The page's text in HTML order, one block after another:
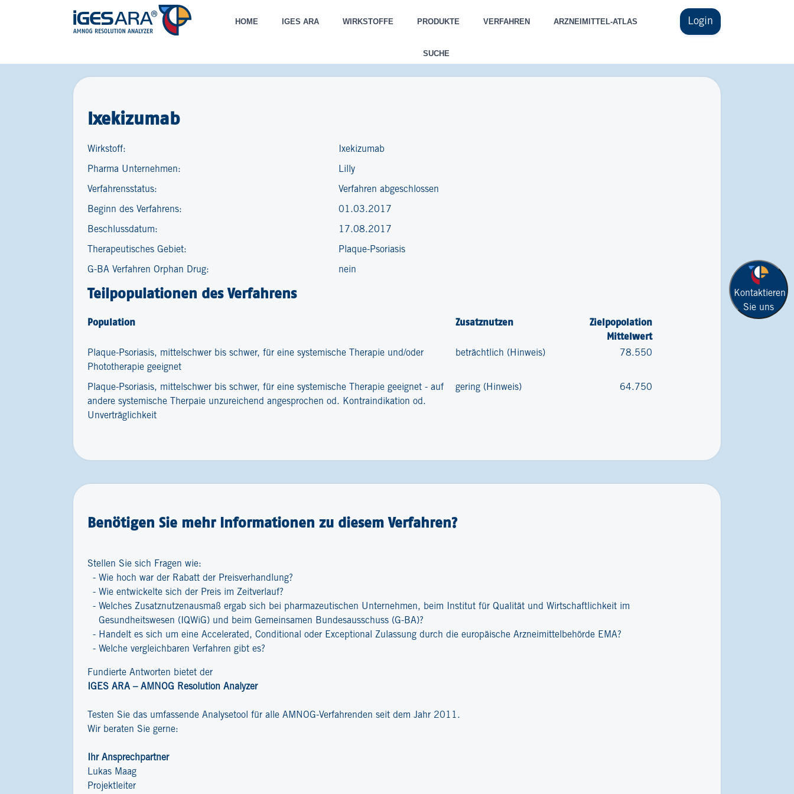
Login
HOME IGES ARA WIRKSTOFFE PRODUKTE VERFAHREN ARZNEIMITTEL-ATLAS
SUCHE
Kontaktieren
Sie uns
Ixekizumab
Wirkstoff: Ixekizumab
Pharma Unternehmen: Lilly
Verfahrensstatus: Verfahren abgeschlossen
Beginn des Verfahrens: 01.03.2017
Beschlussdatum: 17.08.2017
Therapeutisches Gebiet: Plaque-Psoriasis
G-BA Verfahren Orphan Drug: nein
Teilpopulationen des Verfahrens
Population Zusatznutzen
Zielpopolation
Mittelwert
Plaque-Psoriasis, mittelschwer bis schwer, für eine systemische Therapie und/oder
Phototherapie geeignet
beträchtlich (Hinweis) 78.550
Plaque-Psoriasis, mittelschwer bis schwer, für eine systemische Therapie geeignet - auf
andere systemische Therpaie unzureichend angesprochen od. Kontraindikation od.
Unverträglichkeit
gering (Hinweis) 64.750
Benötigen Sie mehr Informationen zu diesem Verfahren?
Stellen Sie sich Fragen wie:
Wie hoch war der Rabatt der Preisverhandlung?
Wie entwickelte sich der Preis im Zeitverlauf?
Welches Zusatznutzenausmaß ergab sich bei pharmazeutischen Unternehmen, beim Institut für Qualität und Wirtschaftlichkeit im
Gesundheitswesen (IQWiG) und beim Gemeinsamen Bundesausschuss (G-BA)?
Handelt es sich um eine Accelerated, Conditional oder Exceptional Zulassung durch die europäische Arzneimittelbehörde EMA?
Welche vergleichbaren Verfahren gibt es?
Fundierte Antworten bietet der
IGES ARA – AMNOG Resolution Analyzer
Testen Sie das umfassende Analysetool für alle AMNOG-Verfahrenden seit dem Jahr 2011.
Wir beraten Sie gerne:
Ihr Ansprechpartner
Lukas Maag
Projektleiter